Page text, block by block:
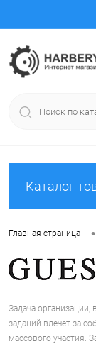
Каталог
Главная страница •
Задача
заданий влечет за
массового участия.